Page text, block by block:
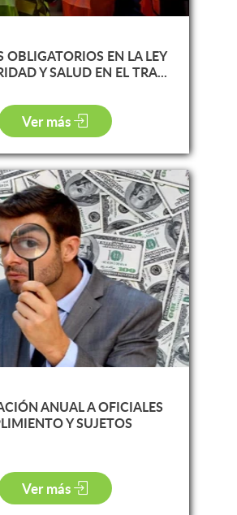
OBLIGATORIOS EN LA LEY
Y SALUD EN EL TRA...
Ver más
ANUAL A OFICIALES
Y SUJETOS
Ver más